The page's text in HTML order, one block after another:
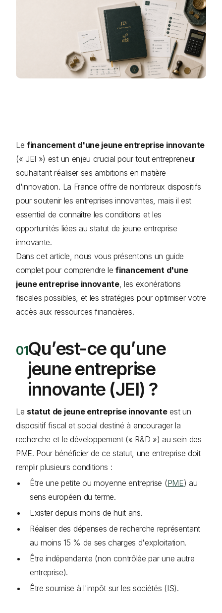
Lefinancement d'une jeune entreprise innovante
(« JEI ») est un enjeu crucial pour tout entrepreneur
souhaitant réaliser ses ambitions en matière
d'innovation. La France offre de nombreux dispositifs
pour soutenir les entreprises innovantes, mais il est
essentiel de connaître les conditions et les
opportunités liées au statut de jeune entreprise
innovante.
Dans cet article, nous vous présentons un guide
complet pour comprendre lefinancement d'une
jeune entreprise innovante, les exonérations
fiscales possibles, et les stratégies pour optimiser votre
accès aux ressources financières.
Qu’est-ce qu’une
jeune entreprise
innovante (JEI) ?
Le statut de jeune entreprise innovanteest un
dispositif fiscal et social destiné à encourager la
recherche et le développement (« R&D ») au sein des
PME. Pour bénéficier de ce statut, une entreprise doit
remplir plusieurs conditions :
Être une petite ou moyenne entreprise (PME) au
sens européen du terme.
Exister depuis moins de huit ans.
Réaliser des dépenses de recherche représentant
au moins 15 % de ses charges d'exploitation.
Être indépendante (non contrôlée par une autre
entreprise).
Être soumise à l'impôt sur les sociétés (IS).